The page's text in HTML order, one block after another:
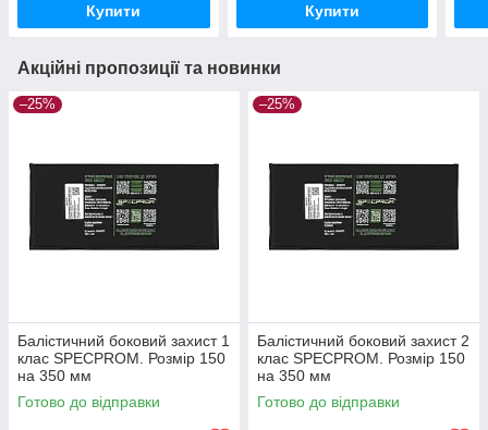
Купити Купити
Акційні пропозиції та новинки
–25%
Балістичний боковий захист 1
клас SPECPROM. Розмір 150
на 350 мм
Готово до відправки
–25%
Балістичний боковий захист 2
клас SPECPROM. Розмір 150
на 350 мм
Готово до відправки